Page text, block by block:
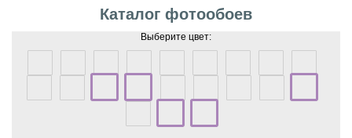
Каталог фотообоев
Выберите цвет: